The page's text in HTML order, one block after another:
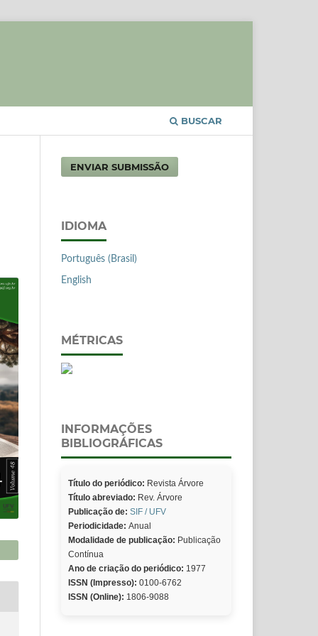
BUSCAR
ENVIAR SUBMISSÃO
IDIOMA
Português (Brasil)
English
MÉTRICAS
INFORMAÇÕES
BIBLIOGRÁFICAS
Título do periódico: Revista Árvore
Título abreviado: Rev. Árvore
Publicação de: SIF / UFV
Periodicidade: Anual
Modalidade de publicação: Publicação
Contínua
Ano de criação do periódico: 1977
ISSN (Impresso): 0100-6762
ISSN (Online): 1806-9088